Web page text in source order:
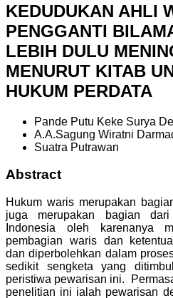
KEDUDUKAN AHLI
PENGGANTI
LEBIH DULU
MENURUT KITAB
HUKUM PERDATA
Pande Putu Keke Surya
A.A.Sagung Wiratni
Suatra Putrawan
Abstract
Hukum waris merupakan
juga merupakan bagian
Indonesia oleh karenanya
pembagian waris dan
dan diperbolehkan dalam
sedikit sengketa yang
peristiwa pewarisan ini.
penelitian ini ialah pewarisan